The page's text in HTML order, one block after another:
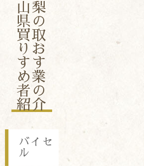
山梨
県の
買取
りお
すす
め業
者の
紹介
バイセ
ル